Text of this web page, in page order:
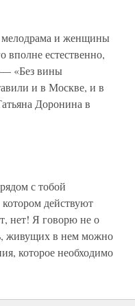
и женщины
вполне естественно,
«Без вины
и в Москве, и в
Доронина в
с тобой
действуют
нет! Я говорю не о
живущих в нем можно
которое необходимо